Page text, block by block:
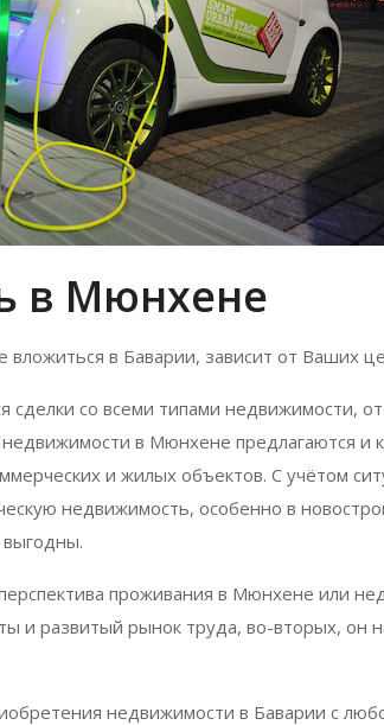
в Мюнхене
в Баварии, зависит от Ваших
сделки со всеми типами недвижимости,
в Мюнхене предлагаются и
и жилых объектов. С учётом
недвижимость, особенно в
проживания в Мюнхене или
и развитый рынок труда, во-вторых, он
недвижимости в Баварии с